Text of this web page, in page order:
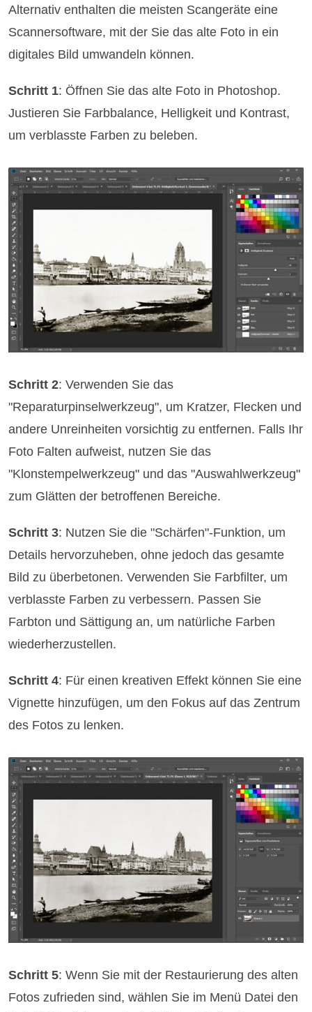
Alternativ enthalten die meisten Scangeräte eine
Scannersoftware, mit der Sie das alte Foto in ein
digitales Bild umwandeln können.
Schritt 1: Öffnen Sie das alte Foto in Photoshop.
Justieren Sie Farbbalance, Helligkeit und Kontrast,
um verblasste Farben zu beleben.
Schritt 2: Verwenden Sie das
"Reparaturpinselwerkzeug", um Kratzer, Flecken und
andere Unreinheiten vorsichtig zu entfernen. Falls Ihr
Foto Falten aufweist, nutzen Sie das
"Klonstempelwerkzeug" und das "Auswahlwerkzeug"
zum Glätten der betroffenen Bereiche.
Schritt 3: Nutzen Sie die "Schärfen"-Funktion, um
Details hervorzuheben, ohne jedoch das gesamte
Bild zu überbetonen. Verwenden Sie Farbfilter, um
verblasste Farben zu verbessern. Passen Sie
Farbton und Sättigung an, um natürliche Farben
wiederherzustellen.
Schritt 4: Für einen kreativen Effekt können Sie eine
Vignette hinzufügen, um den Fokus auf das Zentrum
des Fotos zu lenken.
Schritt 5: Wenn Sie mit der Restaurierung des alten
Fotos zufrieden sind, wählen Sie im Menü Datei den